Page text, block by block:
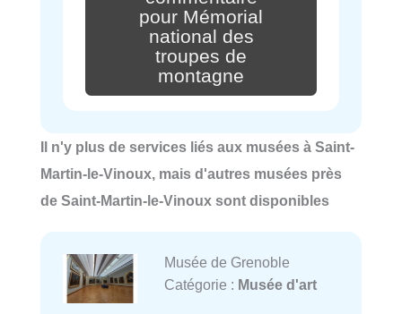
pour Mémorial
national des
troupes de
montagne
Il n'y plus de services liés aux musées à Saint-
Martin-le-Vinoux, mais d'autres musées près
de Saint-Martin-le-Vinoux sont disponibles
Musée de Grenoble
Catégorie : Musée d'art